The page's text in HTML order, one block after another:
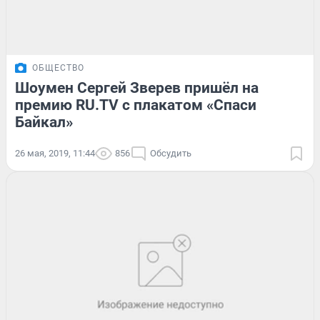
ОБЩЕСТВО
Шоумен Сергей Зверев пришёл на
премию RU.TV с плакатом «Спаси
Байкал»
26 мая, 2019, 11:44 856 Обсудить